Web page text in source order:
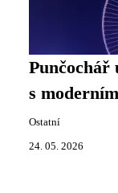
Punčochář
s
Ostatní
24. 05. 2026